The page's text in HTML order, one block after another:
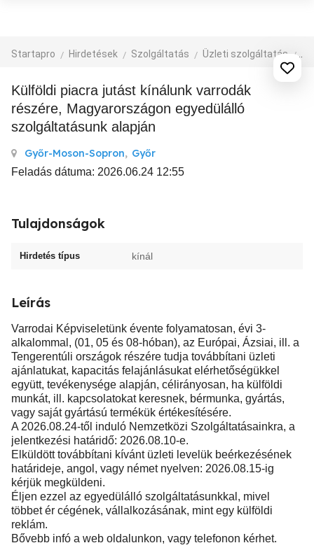
Startapro Hirdetések Szolgáltatás Üzleti szolgáltatás
Külföldi piacra jutást kínálunk varrodák
részére, Magyarországon egyedülálló
szolgáltatásunk alapján
Győr-Moson-Sopron, Győr
Feladás dátuma: 2026.06.24 12:55
Tulajdonságok
Hirdetés típus kínál
Leírás
Varrodai Képviseletünk évente folyamatosan, évi 3-
alkalommal, (01, 05 és 08-hóban), az Európai, Ázsiai, ill. a
Tengerentúli országok részére tudja továbbítani üzleti
ajánlatukat, kapacitás felajánlásukat elérhetőségükkel
együtt, tevékenysége alapján, célirányosan, ha külföldi
munkát, ill. kapcsolatokat keresnek, bérmunka, gyártás,
vagy saját gyártású termékük értékesítésére.
A 2026.08.24-től induló Nemzetközi Szolgáltatásainkra, a
jelentkezési határidő: 2026.08.10-e.
Elküldött továbbítani kívánt üzleti levelük beérkezésének
határideje, angol, vagy német nyelven: 2026.08.15-ig
kérjük megküldeni.
Éljen ezzel az egyedülálló szolgáltatásunkkal, mivel
többet ér cégének, vállalkozásának, mint egy külföldi
reklám.
Bővebb infó a web oldalunkon, vagy telefonon kérhet.